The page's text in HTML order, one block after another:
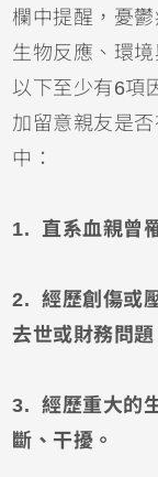
欄中提醒，憂
生物反應、環
以下至少有6項
加留意親友是
中：
1. 直系血親曾
2. 經歷創傷或
去世或財務問題
3. 經歷重大的
斷、干擾。